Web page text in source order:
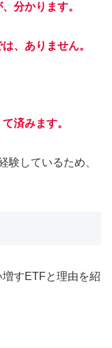
分かります。
、ありません。
済みます。
験しているため、
すETFと理由を紹